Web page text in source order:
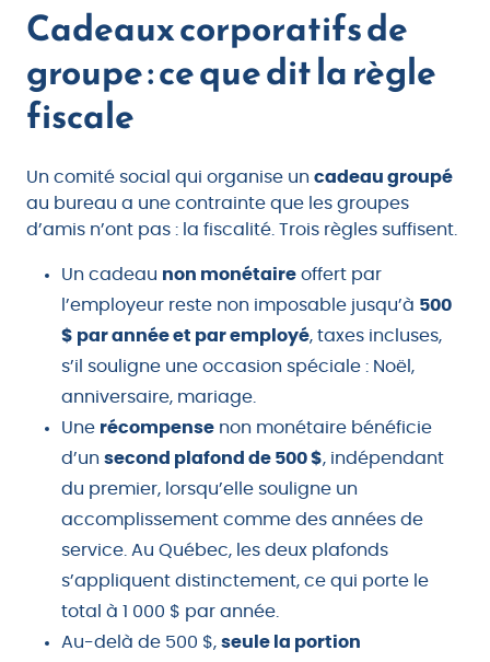
Cadeaux corporatifs de
groupe : ce que dit la règle
fiscale
Un comité social qui organise un cadeau groupé
au bureau a une contrainte que les groupes
d’amis n’ont pas : la fiscalité. Trois règles suffisent.
Un cadeau non monétaire offert par
l’employeur reste non imposable jusqu’à 500
$ par année et par employé, taxes incluses,
s’il souligne une occasion spéciale : Noël,
anniversaire, mariage.
Une récompense non monétaire bénéficie
d’un second plafond de 500 $, indépendant
du premier, lorsqu’elle souligne un
accomplissement comme des années de
service. Au Québec, les deux plafonds
s’appliquent distinctement, ce qui porte le
total à 1 000 $ par année.
Au-delà de 500 $, seule la portion